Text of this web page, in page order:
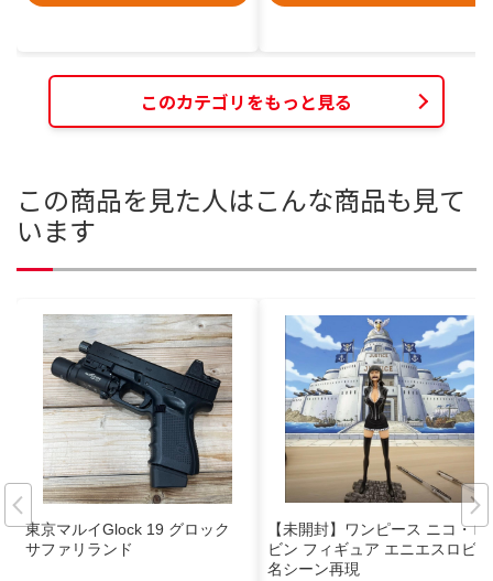
このカテゴリをもっと見る
この商品を見た人はこんな商品も見て
います
東京マルイGlock 19 グロック
サファリランド
【未開封】ワンピース ニコ・ロ
ビン フィギュア エニエスロビー
名シーン再現